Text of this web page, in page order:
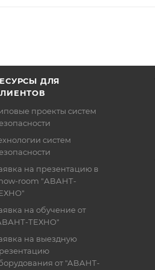
ДЛЯ
проекты систем
систем
на презентацию в
room "АВАНТ-
на обучение от
ТЕХНО"
на выездную
от "АВАНТ-